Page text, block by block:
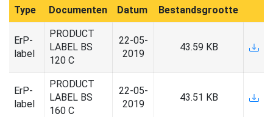
Type Documenten Datum Bestandsgrootte
ErP-
label
PRODUCT
LABEL BS
120 C
22-05-
2019
43.59 KB
ErP-
label
PRODUCT
LABEL BS
160 C
22-05-
2019
43.51 KB